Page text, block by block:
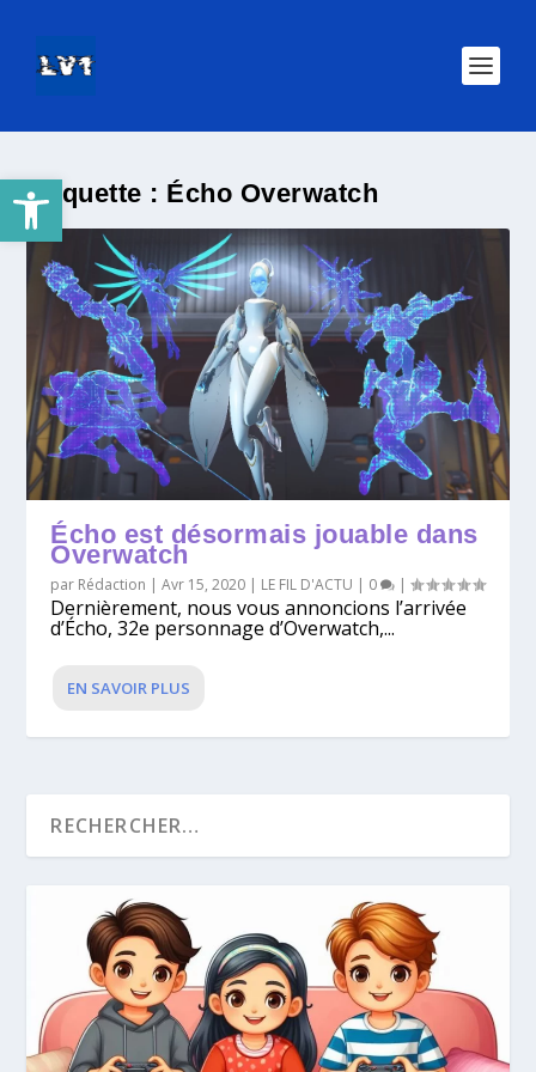
Ouvrir la barre d’outilsÉtiquette : Écho Overwatch
Écho est désormais jouable dans
Overwatch
par Rédaction |Avr 15, 2020 | LE FIL D'ACTU | 0 |
Dernièrement, nous vous annoncions l’arrivée
d’Écho, 32e personnage d’Overwatch,...
EN SAVOIR PLUS